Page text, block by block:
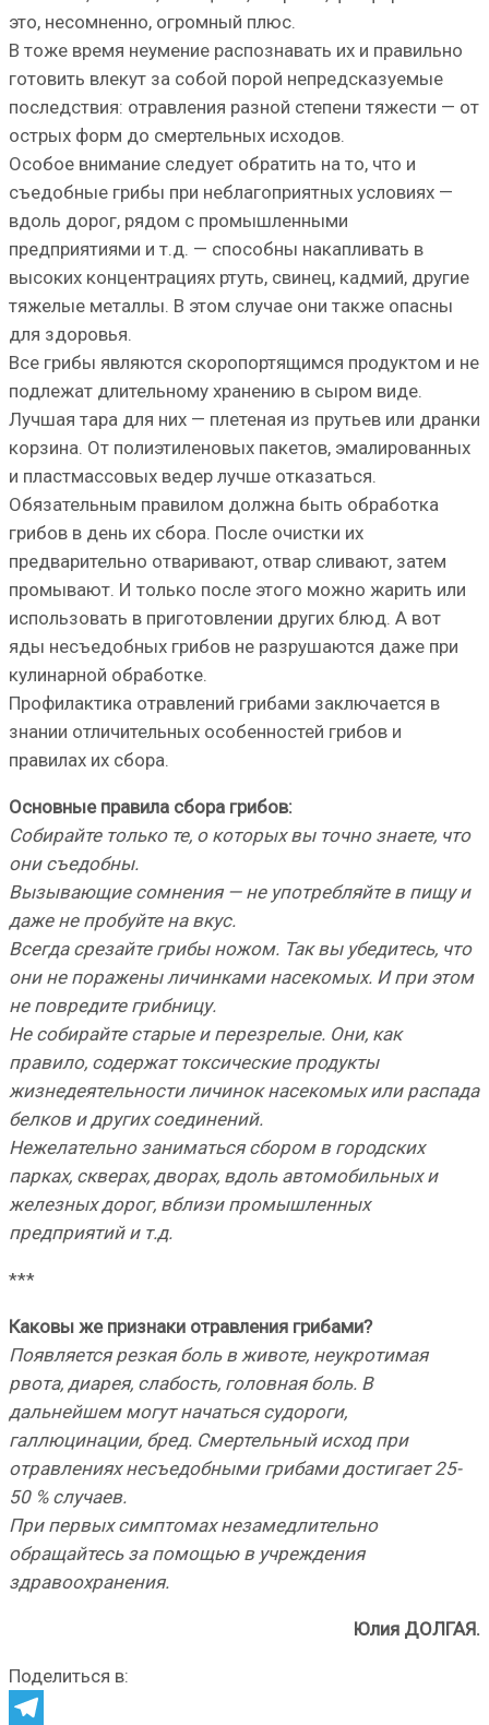
это, несомненно, огромный плюс.
В тоже время неумение распознавать их и правильно
готовить влекут за собой порой непредсказуемые
последствия: отравления разной степени тяжести — от
острых форм до смертельных исходов.
Особое внимание следует обратить на то, что и
съедобные грибы при неблагоприятных условиях —
вдоль дорог, рядом с промышленными
предприятиями и т.д. — способны накапливать в
высоких концентрациях ртуть, свинец, кадмий, другие
тяжелые металлы. В этом случае они также опасны
для здоровья.
Все грибы являются скоропортящимся продуктом и не
подлежат длительному хранению в сыром виде.
Лучшая тара для них — плетеная из прутьев или дранки
корзина. От полиэтиленовых пакетов, эмалированных
и пластмассовых ведер лучше отказаться.
Обязательным правилом должна быть обработка
грибов в день их сбора. После очистки их
предварительно отваривают, отвар сливают, затем
промывают. И только после этого можно жарить или
использовать в приготовлении других блюд. А вот
яды несъедобных грибов не разрушаются даже при
кулинарной обработке.
Профилактика отравлений грибами заключается в
знании отличительных особенностей грибов и
правилах их сбора.
Основные правила сбора грибов:
Собирайте только те, о которых вы точно знаете, что
они съедобны.
Вызывающие сомнения — не употребляйте в пищу и
даже не пробуйте на вкус.
Всегда срезайте грибы ножом. Так вы убедитесь, что
они не поражены личинками насекомых. И при этом
не повредите грибницу.
Не собирайте старые и перезрелые. Они, как
правило, содержат токсические продукты
жизнедеятельности личинок насекомых или распада
белков и других соединений.
Нежелательно заниматься сбором в городских
парках, скверах, дворах, вдоль автомобильных и
железных дорог, вблизи промышленных
предприятий и т.д.
***
Каковы же признаки отравления грибами?
Появляется резкая боль в животе, неукротимая
рвота, диарея, слабость, головная боль. В
дальнейшем могут начаться судороги,
галлюцинации, бред. Смертельный исход при
отравлениях несъедобными грибами достигает 25-
50 % случаев.
При первых симптомах незамедлительно
обращайтесь за помощью в учреждения
здравоохранения.
Юлия ДОЛГАЯ.
Поделиться в: